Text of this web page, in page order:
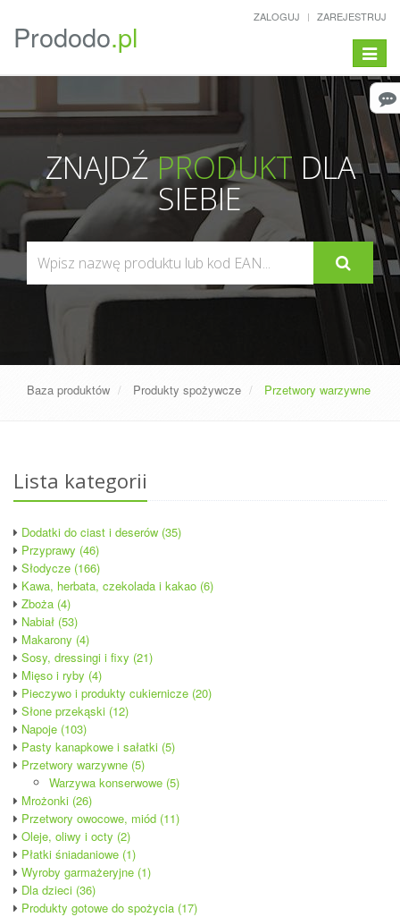
Prododo.pl
ZALOGUJ ZAREJESTRUJ
menu
ZNAJDŹPRODUKTDLA
SIEBIE
Baza produktów Produkty spożywcze Przetwory warzywne
Lista kategorii
Dodatki do ciast i deserów (35)
Przyprawy (46)
Słodycze (166)
Kawa, herbata, czekolada i kakao (6)
Zboża (4)
Nabiał (53)
Makarony (4)
Sosy, dressingi i fixy (21)
Mięso i ryby (4)
Pieczywo i produkty cukiernicze (20)
Słone przekąski (12)
Napoje (103)
Pasty kanapkowe i sałatki (5)
Przetwory warzywne (5)
Warzywa konserwowe (5)
Mrożonki (26)
Przetwory owocowe, miód (11)
Oleje, oliwy i octy (2)
Płatki śniadaniowe (1)
Wyroby garmażeryjne (1)
Dla dzieci (36)
Produkty gotowe do spożycia (17)